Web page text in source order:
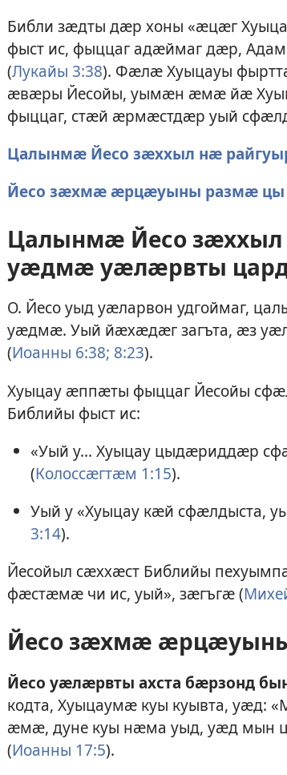
Библи зӕдты дӕр хоны «ӕцӕг
фыст ис, фыццаг адӕймаг дӕр,
(Лукайы 3:38). Фӕлӕ Хуыцауы
ӕвӕры Йесойы, уымӕн ӕмӕ йӕ
фыццаг, стӕй ӕрмӕстдӕр уый
Цалынмӕ Йесо зӕххыл нӕ
Йесо зӕхмӕ ӕрцӕуыны размӕ цы
Цалынмӕ Йесо
уӕдмӕ уӕлӕрвты
О. Йесо уыд уӕларвон удгоймаг,
уӕдмӕ. Уый йӕхӕдӕг загъта, ӕз
(Иоанны 6:38; 8:23).
Хуыцау ӕппӕты фыццаг Йесойы
Библийы фыст ис:
«Уый у... Хуыцау цыдӕриддӕр
(Колоссӕгтӕм 1:15).
Уый у «Хуыцау кӕй сфӕлдыста,
3:14).
Йесойыл сӕххӕст Библийы
фӕстӕмӕ чи ис, уый», зӕгъгӕ (
Йесо зӕхмӕ
Йесо уӕлӕрвты ахста бӕрзонд
кодта, Хуыцаумӕ куы куывта,
ӕмӕ, дуне куы нӕма уыд, уӕд мын
(Иоанны 17:5).